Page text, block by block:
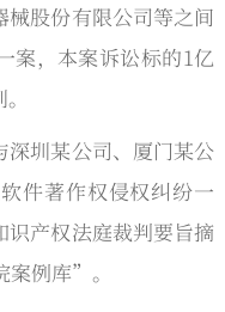
股份有限公司等之间
案，本案诉讼标的1亿
深圳某公司、厦门某公
件著作权侵权纠纷一
产权法庭裁判要旨摘
例库”。